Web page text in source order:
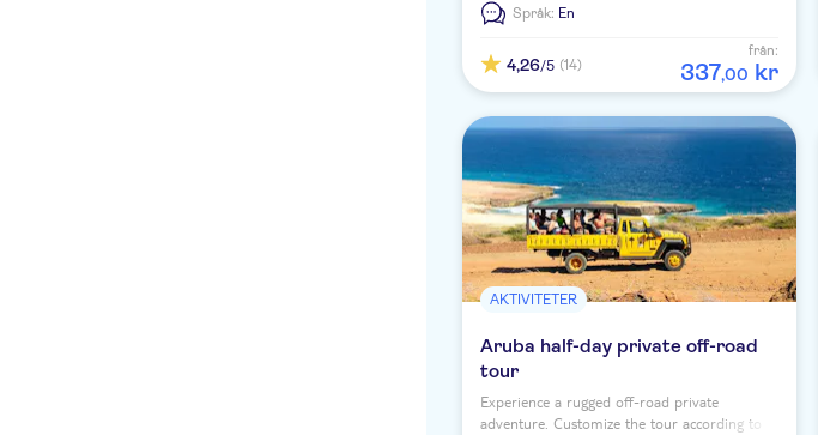
Språk: En
4,26/5 (14)
från:
337,00 kr
AKTIVITETER
Aruba half-day private off-road
tour
Experience a rugged off-road private
adventure. Customize the tour according to